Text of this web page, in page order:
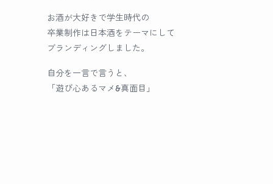
お酒が大好きで学生時代の
卒業制作は日本酒をテーマにして
ブランディングしました。
自分を一言で言うと、
「遊び心あるマメ&真面目」